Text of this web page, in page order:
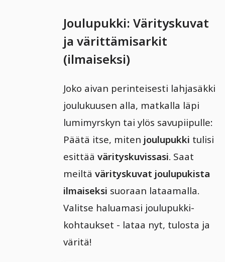
Joulupukki: Värityskuvat
ja värittämisarkit
(ilmaiseksi)
Joko aivan perinteisesti lahjasäkki
joulukuusen alla, matkalla läpi
lumimyrskyn tai ylös savupiipulle:
Päätä itse, miten joulupukki tulisi
esittäävärityskuvissasi. Saat
meiltävärityskuvat joulupukista
ilmaiseksi suoraan lataamalla.
Valitse haluamasi joulupukki-
kohtaukset - lataa nyt, tulosta ja
väritä!